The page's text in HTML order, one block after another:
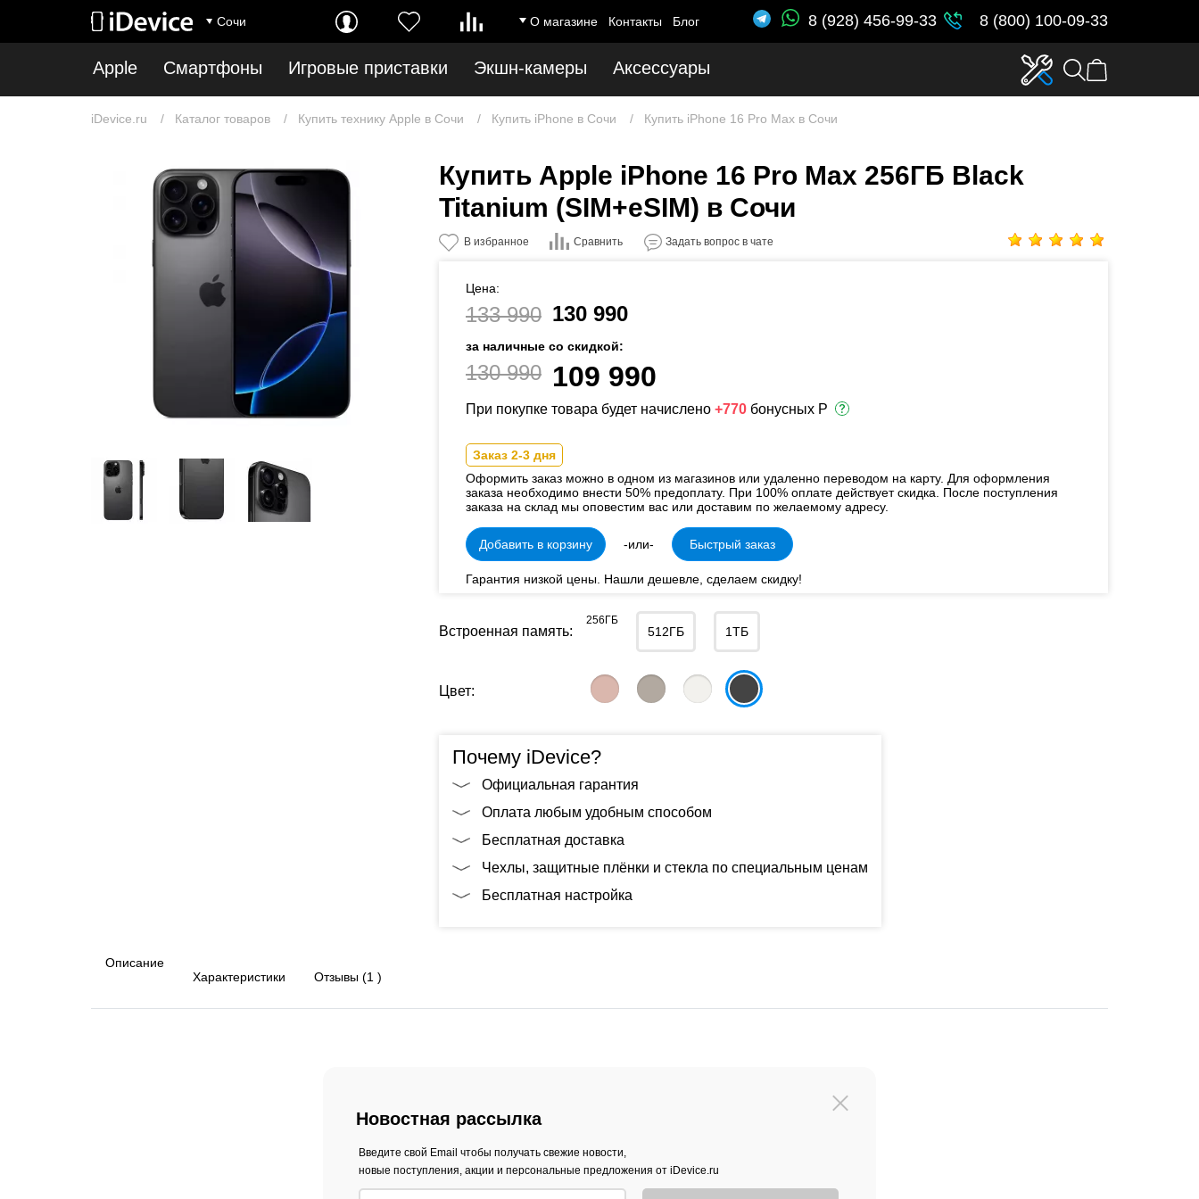
Сочи О магазине Контакты Блог 8 (928) 456-99-33 8 (800) 100-09-33
Apple Смартфоны Игровые приставки Экшн-камеры Аксессуары
iDevice.ru Каталог товаров Купить технику Apple в Сочи Купить iPhone в Сочи Купить iPhone 16 Pro Max в Сочи
Купить Apple iPhone 16 Pro Max 256ГБ Black
Titanium (SIM+eSIM) в Сочи
В избранное Сравнить Задать вопрос в чате
Цена:
133 990 130 990
за наличные со скидкой:
130 990 109 990
При покупке товара будет начислено +770 бонусных Р
Заказ 2-3 дня
Оформить заказ можно в одном из магазинов или удаленно переводом на карту. Для оформления
заказа необходимо внести 50% предоплату. При 100% оплате действует скидка. После поступления
заказа на склад мы оповестим вас или доставим по желаемому адресу.
Добавить в корзину -или- Быстрый заказ
Гарантия низкой цены. Нашли дешевле, сделаем скидку!
Встроенная память:
256ГБ
512ГБ 1ТБ
Цвет:
Почему iDevice?
Официальная гарантия
Оплата любым удобным способом
Бесплатная доставка
Чехлы, защитные плёнки и стекла по специальным ценам
Бесплатная настройка
Описание
Характеристики
Отзывы (1 )
Новостная рассылка
Введите свой Email чтобы получать свежие новости,
новые поступления, акции и персональные предложения от iDevice.ru